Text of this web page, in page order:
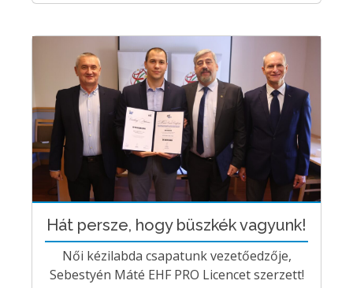
Hát persze, hogy büszkék vagyunk!
Női kézilabda csapatunk vezetőedzője,
Sebestyén Máté EHF PRO Licencet szerzett!